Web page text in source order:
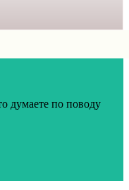
думаете по поводу